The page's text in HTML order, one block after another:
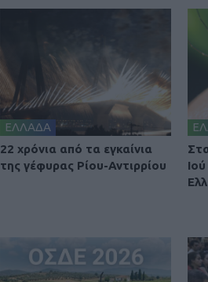
ΕΛΛΑΔΑ
22 χρόνια από τα εγκαίνια
της γέφυρας Ρίου-Αντιρρίου